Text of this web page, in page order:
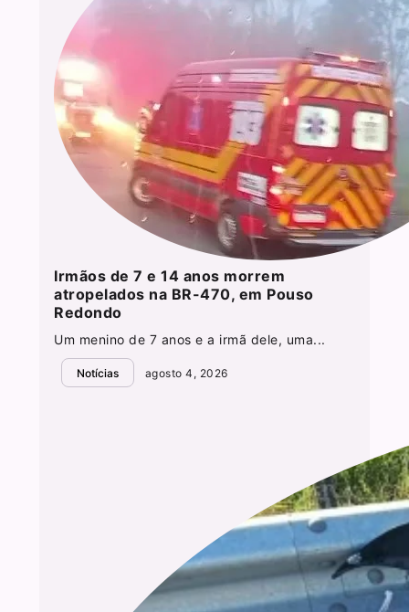
Irmãos de 7 e 14 anos morrem
atropelados na BR-470, em Pouso
Redondo
Um menino de 7 anos e a irmã dele, uma...
Notícias agosto 4, 2026